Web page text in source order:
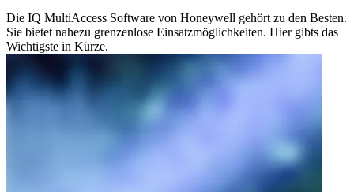
Die IQ MultiAccess Software von Honeywell gehört zu den Besten.
Sie bietet nahezu grenzenlose Einsatzmöglichkeiten. Hier gibts das
Wichtigste in Kürze.